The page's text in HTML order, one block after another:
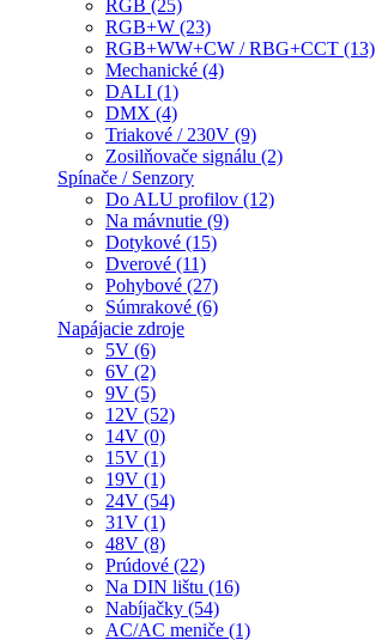
RGB (25)
RGB+W (23)
RGB+WW+CW / RBG+CCT (13)
Mechanické (4)
DALI (1)
DMX (4)
Triakové / 230V (9)
Zosilňovače signálu (2)
Spínače / Senzory
Do ALU profilov (12)
Na mávnutie (9)
Dotykové (15)
Dverové (11)
Pohybové (27)
Súmrakové (6)
Napájacie zdroje
5V (6)
6V (2)
9V (5)
12V (52)
14V (0)
15V (1)
19V (1)
24V (54)
31V (1)
48V (8)
Prúdové (22)
Na DIN lištu (16)
Nabíjačky (54)
AC/AC meniče (1)